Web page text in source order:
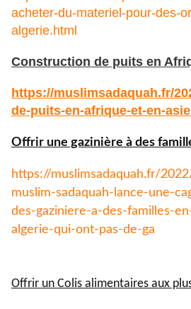
acheter-du-materiel-pour-des-
algerie.html
Construction de puits en
https://muslimsadaquah.fr/
de-puits-en-afrique-et-en-
Offrir une gazinière à des
https://muslimsadaquah.fr/
muslim-sadaquah-lance-une-
des-gaziniere-a-des-familles-
algerie-qui-ont-pas-de-ga
Offrir un Colis alimentaires aux